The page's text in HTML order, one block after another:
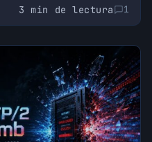
lejos de
3 min de lectura 1